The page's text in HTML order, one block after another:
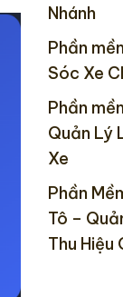
Nhánh
Phần
Sóc Xe
Phần
Quản Lý
Xe
Phần
Tô –
Thu Hiệu